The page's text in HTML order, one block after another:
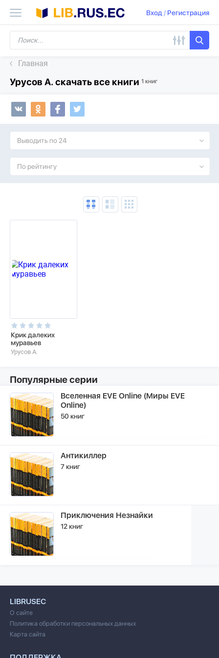
Вход/ Регистрация
Главная
Урусов А. скачать все книги 1 книг
Выводить по 24
По рейтингу
Крик далеких
муравьев
Урусов А.
Популярные серии
Вселенная EVE Online (Миры EVE
Online)
50 книг
Антикиллер
7 книг
Приключения Незнайки
12 книг
LIBRUSEC
О сайте
Политика обработки персональных данных
Карта сайта